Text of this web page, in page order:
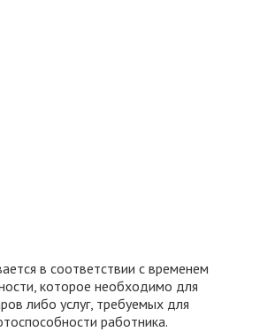
в соответствии с временем
которое необходимо для
либо услуг, требуемых для
работника.